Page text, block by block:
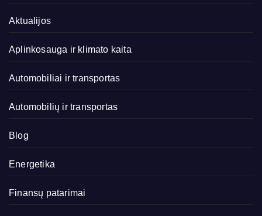
Aktualijos
Aplinkosauga ir klimato kaita
Automobiliai ir transportas
Automobilių ir transportas
Blog
Energetika
Finansų patarimai